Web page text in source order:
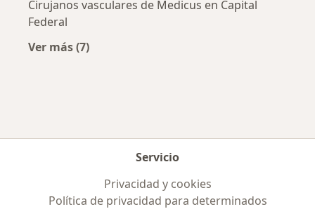
Cirujanos vasculares de Medicus en Capital
Federal
Ver más (7)
Servicio
Privacidad y cookies
Política de privacidad para determinados